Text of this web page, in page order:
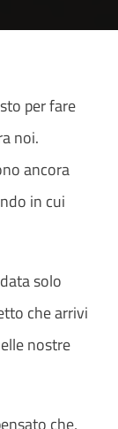
per fare
noi.
ancora
in cui
solo
che arrivi
nostre
che,